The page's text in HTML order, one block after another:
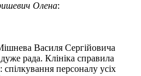
Олена:
Василя Сергійовича
рада. Клініка справила
персоналу усіх